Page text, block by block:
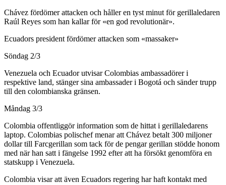
Chávez fördömer attacken och håller en tyst minut för gerillaledaren
Raúl Reyes som han kallar för «en god revolutionär».
Ecuadors president fördömer attacken som «massaker»
Söndag 2/3
Venezuela och Ecuador utvisar Colombias ambassadörer i
respektive land, stänger sina ambassader i Bogotá och sänder trupp
till den colombianska gränsen.
Måndag 3/3
Colombia offentliggör information som de hittat i gerillaledarens
laptop. Colombias polischef menar att Chávez betalt 300 miljoner
dollar till Farcgerillan som tack för de pengar gerillan stödde honom
med när han satt i fängelse 1992 efter att ha försökt genomföra en
statskupp i Venezuela.
Colombia visar att även Ecuadors regering har haft kontakt med